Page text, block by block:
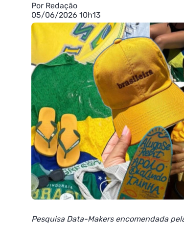
Por Redação
05/06/2026 10h13
Pesquisa Data-Makers encomendada